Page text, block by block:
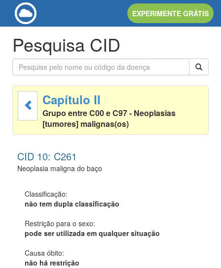
EXPERIMENTE GRÁTIS
Pesquisa CID
Capítulo II
Grupo entre C00 e C97 - Neoplasias
[tumores] malignas(os)
CID 10: C261
Neoplasia maligna do baço
Classificação:
não tem dupla classificação
Restrição para o sexo:
pode ser utilizada em qualquer situação
Causa óbito:
não há restrição